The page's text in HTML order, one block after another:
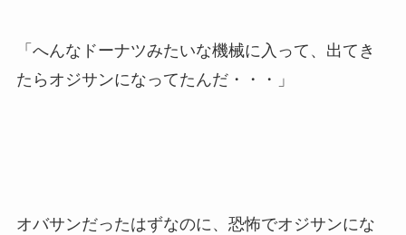
「へんなドーナツみたいな機械に入って、出てき
たらオジサンになってたんだ・・・」
オバサンだったはずなのに、恐怖でオジサンにな